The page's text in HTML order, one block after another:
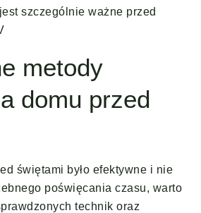
szczególnie ważne przed
metody
domu przed
świętami było efektywne i nie
poświęcania czasu, warto
technik oraz